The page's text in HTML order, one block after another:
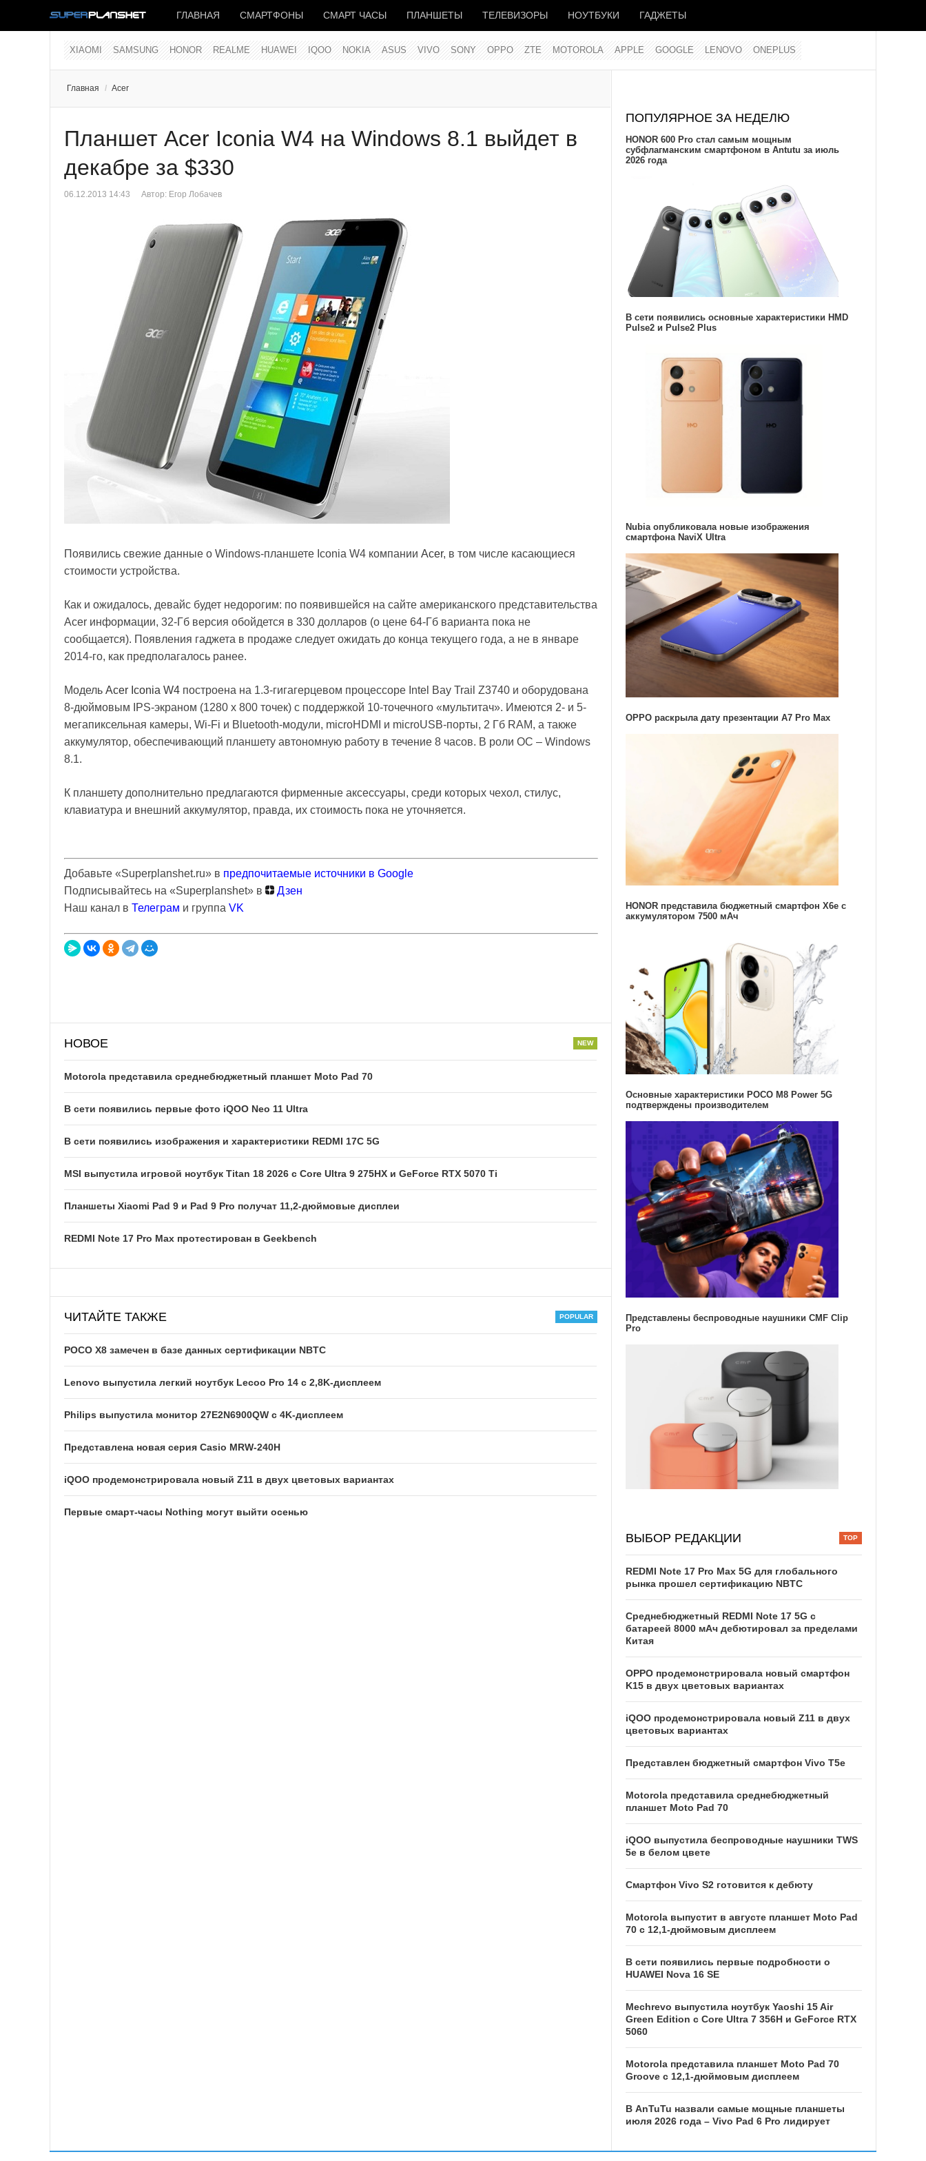
ГЛАВНАЯ СМАРТФОНЫ СМАРТ ЧАСЫ ПЛАНШЕТЫ ТЕЛЕВИЗОРЫ НОУТБУКИ ГАДЖЕТЫ
XIAOMI SAMSUNG HONOR REALME HUAWEI IQOO NOKIA ASUS VIVO SONY OPPO ZTE MOTOROLA APPLE GOOGLE LENOVO ONEPLUS
Главная / Acer
Планшет Acer Iconia W4 на Windows 8.1 выйдет в
декабре за $330
06.12.2013 14:43 Автор: Егор Лобачев
Появились свежие данные о Windows-планшете Iconia W4 компании Acer, в том числе касающиеся
стоимости устройства.
Как и ожидалось, девайс будет недорогим: по появившейся на сайте американского представительства
Acer информации, 32-Гб версия обойдется в 330 долларов (о цене 64-Гб варианта пока не
сообщается). Появления гаджета в продаже следует ожидать до конца текущего года, а не в январе
2014-го, как предполагалось ранее.
Модель Acer Iconia W4 построена на 1.3-гигагерцевом процессоре Intel Bay Trail Z3740 и оборудована
8-дюймовым IPS-экраном (1280 х 800 точек) с поддержкой 10-точечного «мультитач». Имеются 2- и 5-
мегапиксельная камеры, Wi-Fi и Bluetooth-модули, microHDMI и microUSB-порты, 2 Гб RAM, а также
аккумулятор, обеспечивающий планшету автономную работу в течение 8 часов. В роли ОС – Windows
8.1.
К планшету дополнительно предлагаются фирменные аксессуары, среди которых чехол, стилус,
клавиатура и внешний аккумулятор, правда, их стоимость пока не уточняется.
Добавьте «Superplanshet.ru» в предпочитаемые источники в Google
Подписывайтесь на «Superplanshet» в
Дзен
Наш канал в Телеграм и группа VK
НОВОЕ
Motorola представила среднебюджетный планшет Moto Pad 70
В сети появились первые фото iQOO Neo 11 Ultra
В сети появились изображения и характеристики REDMI 17C 5G
MSI выпустила игровой ноутбук Titan 18 2026 с Core Ultra 9 275HX и GeForce RTX 5070 Ti
Планшеты Xiaomi Pad 9 и Pad 9 Pro получат 11,2-дюймовые дисплеи
REDMI Note 17 Pro Max протестирован в Geekbench
ЧИТАЙТЕ ТАКЖЕ
POCO X8 замечен в базе данных сертификации NBTC
Lenovo выпустила легкий ноутбук Lecoo Pro 14 с 2,8K-дисплеем
Philips выпустила монитор 27E2N6900QW с 4K-дисплеем
Представлена новая серия Casio MRW-240H
iQOO продемонстрировала новый Z11 в двух цветовых вариантах
Первые смарт-часы Nothing могут выйти осенью
ПОПУЛЯРНОЕ ЗА НЕДЕЛЮ
HONOR 600 Pro стал самым мощным
субфлагманским смартфоном в Antutu за июль
2026 года
В сети появились основные характеристики HMD
Pulse2 и Pulse2 Plus
Nubia опубликовала новые изображения
смартфона NaviX Ultra
OPPO раскрыла дату презентации A7 Pro Max
HONOR представила бюджетный смартфон X6e с
аккумулятором 7500 мАч
Основные характеристики POCO M8 Power 5G
подтверждены производителем
Представлены беспроводные наушники CMF Clip
Pro
ВЫБОР РЕДАКЦИИ
REDMI Note 17 Pro Max 5G для глобального
рынка прошел сертификацию NBTC
Среднебюджетный REDMI Note 17 5G с
батареей 8000 мАч дебютировал за пределами
Китая
OPPO продемонстрировала новый смартфон
K15 в двух цветовых вариантах
iQOO продемонстрировала новый Z11 в двух
цветовых вариантах
Представлен бюджетный смартфон Vivo T5e
Motorola представила среднебюджетный
планшет Moto Pad 70
iQOO выпустила беспроводные наушники TWS
5e в белом цвете
Смартфон Vivo S2 готовится к дебюту
Motorola выпустит в августе планшет Moto Pad
70 с 12,1-дюймовым дисплеем
В сети появились первые подробности о
HUAWEI Nova 16 SE
Mechrevo выпустила ноутбук Yaoshi 15 Air
Green Edition с Core Ultra 7 356H и GeForce RTX
5060
Motorola представила планшет Moto Pad 70
Groove с 12,1-дюймовым дисплеем
В AnTuTu назвали самые мощные планшеты
июля 2026 года – Vivo Pad 6 Pro лидирует